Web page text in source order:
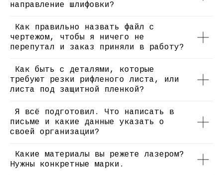
направление шлифовки?
Как правильно назвать файл с
чертежом, чтобы я ничего не
перепутал и заказ приняли в работу?
Как быть с деталями, которые
требуют резки рифленого листа, или
листа под защитной пленкой?
Я всё подготовил. Что написать в
письме и какие данные указать о
своей организации?
Какие материалы вы режете лазером?
Нужны конкретные марки.
ГАРАНТИРУЕМ
ВЫСОКОЕ КАЧЕСТВО
Качество изделий начинается с
качественно подготовленной заявки и в